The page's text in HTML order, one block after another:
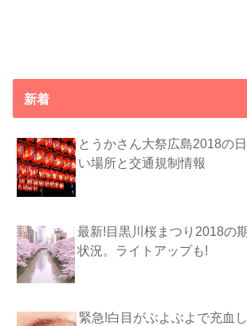
新着
とうかさん大祭広島2018の
い場所と交通規制情報
最新!目黒川桜まつり2018の
状況。ライトアップも!
緊急!白目がぶよぶよで充血